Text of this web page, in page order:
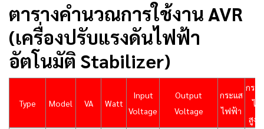
ตารางคำนวณการใช้งาน AVR
(เครื่องปรับแรงดันไฟฟ้า
อัตโนมัติ Stabilizer)
Type Model VA Watt
Input
Voltage
Output
Voltage
กระแส
ไฟฟ้า
กระ
ไฟ
สูงสุ